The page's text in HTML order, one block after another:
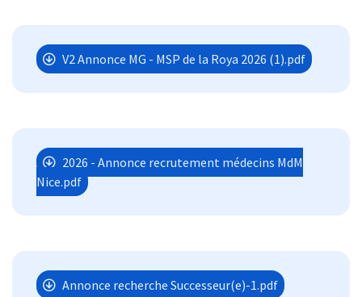
V2 Annonce MG - MSP de la Roya 2026 (1).pdf
2026 - Annonce recrutement médecins MdM
Nice.pdf
Annonce recherche Successeur(e)-1.pdf